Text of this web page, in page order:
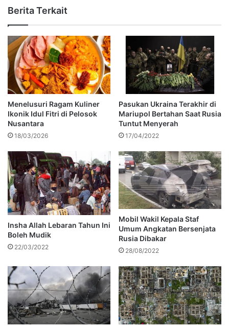
Berita Terkait
Menelusuri Ragam Kuliner
Ikonik Idul Fitri di Pelosok
Nusantara
18/03/2026
Pasukan Ukraina Terakhir di
Mariupol Bertahan Saat Rusia
Tuntut Menyerah
17/04/2022
Insha Allah Lebaran Tahun Ini
Boleh Mudik
22/03/2022
Mobil Wakil Kepala Staf
Umum Angkatan Bersenjata
Rusia Dibakar
28/08/2022